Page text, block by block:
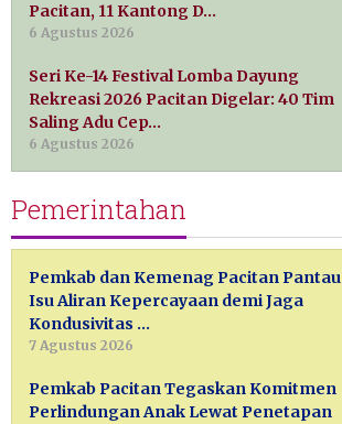
Pacitan, 11 Kantong D…
6 Agustus 2026
Seri Ke-14 Festival Lomba Dayung
Rekreasi 2026 Pacitan Digelar: 40 Tim
Saling Adu Cep…
6 Agustus 2026
Pemerintahan
Pemkab dan Kemenag Pacitan Pantau
Isu Aliran Kepercayaan demi Jaga
Kondusivitas …
7 Agustus 2026
Pemkab Pacitan Tegaskan Komitmen
Perlindungan Anak Lewat Penetapan